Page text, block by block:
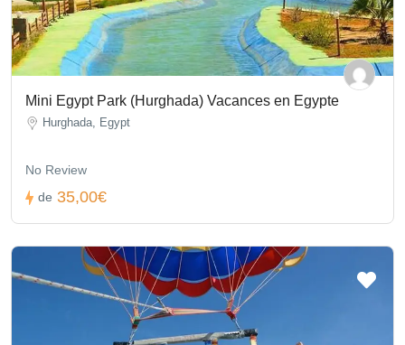
Mini Egypt Park (Hurghada) Vacances en Egypte
Hurghada, Egypt
No Review
de 35,00€